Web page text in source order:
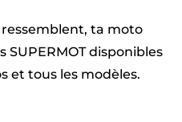
ressemblent, ta moto
SUPERMOT disponibles
et tous les modèles.